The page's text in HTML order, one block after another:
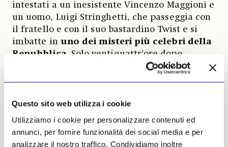
Questo sito web utilizza i cookie
Utilizziamo i cookie per personalizzare contenuti ed
annunci, per fornire funzionalità dei social media e per
analizzare il nostro traffico. Condividiamo inoltre
intestati a un inesistente Vincenzo Maggioni e
un uomo, Luigi Stringhetti, che passeggia con
il fratello e con il suo bastardino Twist e si
imbatte inuno dei misteri più celebri della
Repubblica . Solo ventiquattr’ore dopo,
riconosce quel
Da quel momento iniziaun’altra storia
. Secondo la ricostruzione ufficiale
Feltrinelli stava preparando un sabotaggio